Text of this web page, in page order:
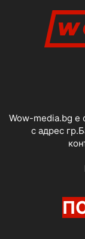
Wow-media.bg
с адрес